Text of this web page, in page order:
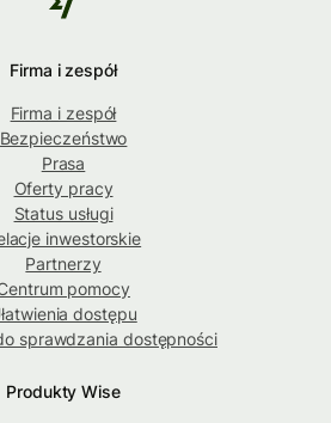
Firma i zespół
Firma i zespół
Bezpieczeństwo
Prasa
Oferty pracy
Status usługi
inwestorskie
Partnerzy
pomocy
dostępu
sprawdzania dostępności
Produkty Wise